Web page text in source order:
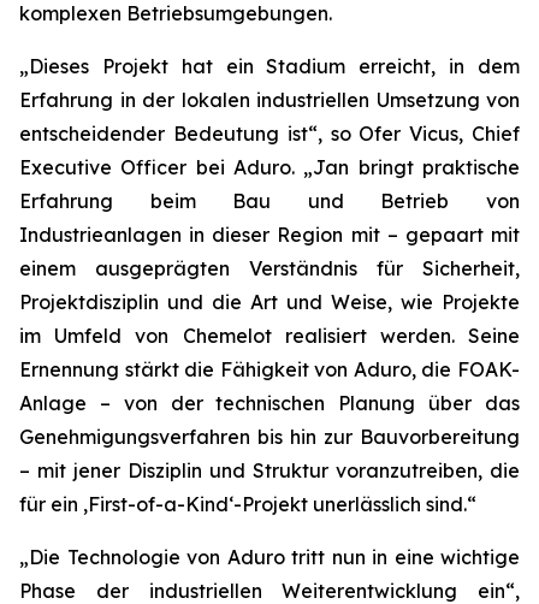
komplexen Betriebsumgebungen.
„Dieses Projekt hat ein Stadium erreicht, in dem
Erfahrung in der lokalen industriellen Umsetzung von
entscheidender Bedeutung ist“, so Ofer Vicus, Chief
Executive Officer bei Aduro. „Jan bringt praktische
Erfahrung beim Bau und Betrieb von
Industrieanlagen in dieser Region mit – gepaart mit
einem ausgeprägten Verständnis für Sicherheit,
Projektdisziplin und die Art und Weise, wie Projekte
im Umfeld von Chemelot realisiert werden. Seine
Ernennung stärkt die Fähigkeit von Aduro, die FOAK-
Anlage – von der technischen Planung über das
Genehmigungsverfahren bis hin zur Bauvorbereitung
– mit jener Disziplin und Struktur voranzutreiben, die
für ein ‚First-of-a-Kind‘-Projekt unerlässlich sind.“
„Die Technologie von Aduro tritt nun in eine wichtige
Phase der industriellen Weiterentwicklung ein“,